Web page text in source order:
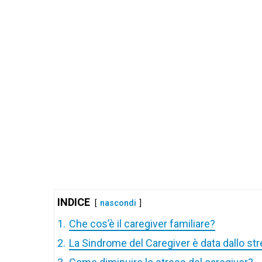
INDICE nascondi
1. Che cos’è il caregiver familiare?
2. La Sindrome del Caregiver è data dallo